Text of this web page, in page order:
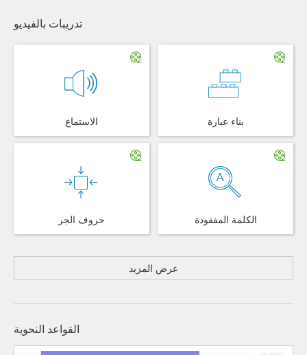
تدريبات بالفيديو
الاستماع بناء عبارة
حروف الجر الكلمة المفقودة
عرض المزيد
القواعد النحوية